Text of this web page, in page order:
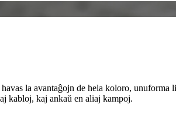
la avantaĝojn de hela koloro, unuforma
kabloj, kaj ankaŭ en aliaj kampoj.